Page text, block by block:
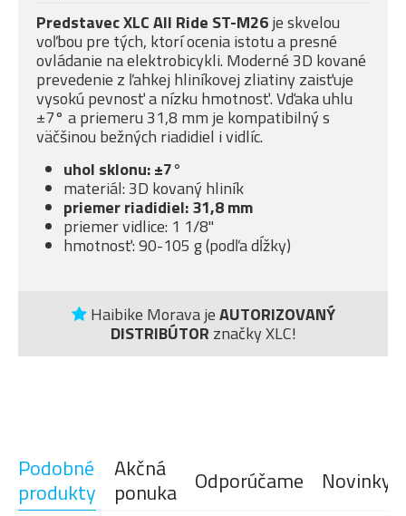
Haibike Morava jeAUTORIZOVANÝ
DISTRIBÚTOR značky XLC!
Predstavec XLC All Ride ST-M26je skvelou
voľbou pre tých, ktorí ocenia istotu a presné
ovládanie na elektrobicykli. Moderné 3D kované
prevedenie z ľahkej hliníkovej zliatiny zaisťuje
vysokú pevnosť a nízku hmotnosť. Vďaka uhlu
±7° a priemeru 31,8 mm je kompatibilný s
väčšinou bežných riadidiel i vidlíc.
uhol sklonu: ±7°
materiál: 3D kovaný hliník
priemer riadidiel: 31,8 mm
priemer vidlice: 1 1/8"
hmotnosť: 90-105 g (podľa dĺžky)
Podobné
produkty
Akčná
ponuka Odporúčame Novinky